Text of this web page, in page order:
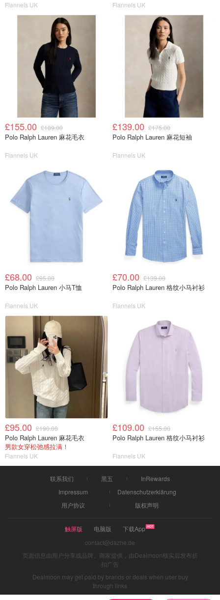
Flannels UK Flannels UK
£155.00 £189.00
Polo Ralph Lauren 麻花毛衣
Flannels UK
£139.00 £175.00
Polo Ralph Lauren 麻花短袖
Flannels UK
£68.00 £95.00
Polo Ralph Lauren 小马T恤
Flannels UK
£70.00 £139.00
Polo Ralph Lauren 格纹小马衬衫
Flannels UK
£95.00 £190.00
Polo Ralph Lauren 麻花毛衣
男款女穿松弛感拉满！
Flannels UK
£109.00 £155.00
Polo Ralph Lauren 格纹小马衬衫
Flannels UK
联系我们 黑五
InRewards
Impressum
Datenschutzerklärung
用户协议
版权声明
触屏版 电脑版
下载App
contact@dazhe.de
页面信息由用户分享或品牌、商家提供，由Dealmoon核实后发布折
扣广告
Dealmoon may get paid by brands or deals when user buy
through links